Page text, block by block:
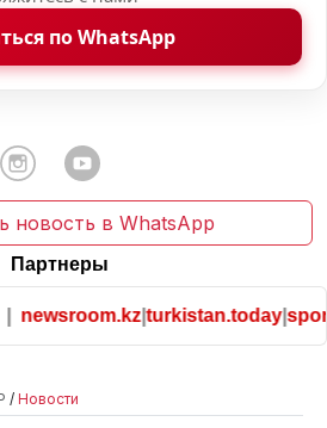
по WhatsApp
новость в WhatsApp
Партнеры
newsroom.kz|turkistan.today|
/ Новости